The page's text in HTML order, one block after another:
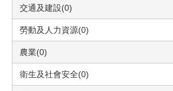
交通及建設(0)
勞動及人力資源(0)
農業(0)
衛生及社會安全(0)